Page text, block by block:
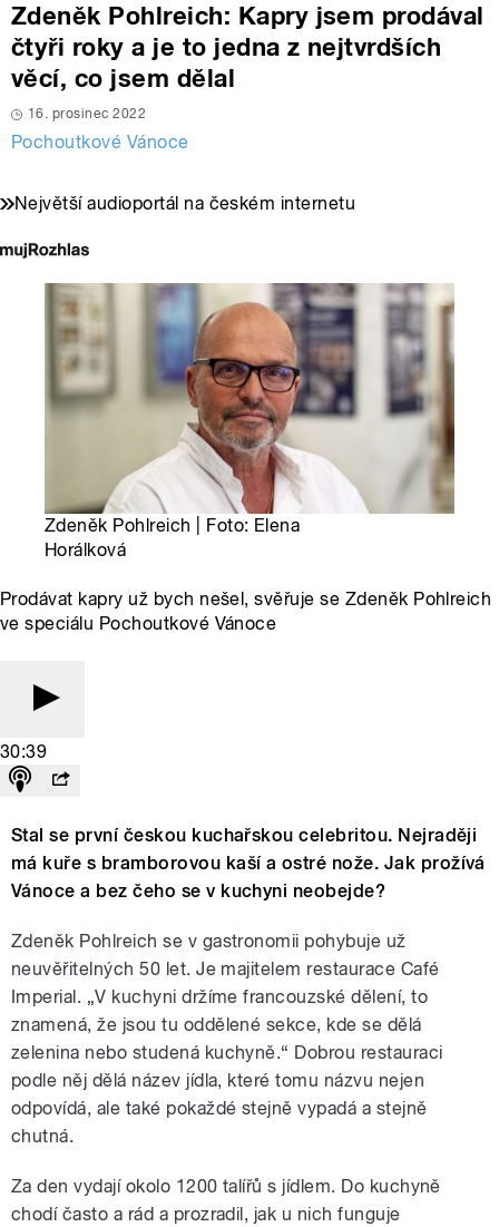
Zdeněk Pohlreich: Kapry jsem prodával
čtyři roky a je to jedna z nejtvrdších
věcí, co jsem dělal
16. prosinec 2022
Pochoutkové Vánoce
Největší audioportál na českém internetu
Zdeněk Pohlreich | Foto: Elena
Horálková
Prodávat kapry už bych nešel, svěřuje se Zdeněk Pohlreich
ve speciálu Pochoutkové Vánoce
30:39
Stal se první českou kuchařskou celebritou. Nejraději
má kuře s bramborovou kaší a ostré nože. Jak prožívá
Vánoce a bez čeho se v kuchyni neobejde?
Zdeněk Pohlreich se v gastronomii pohybuje už
neuvěřitelných 50 let. Je majitelem restaurace Café
Imperial. „V kuchyni držíme francouzské dělení, to
znamená, že jsou tu oddělené sekce, kde se dělá
zelenina nebo studená kuchyně.“ Dobrou restauraci
podle něj dělá název jídla, které tomu názvu nejen
odpovídá, ale také pokaždé stejně vypadá a stejně
chutná.
Za den vydají okolo 1200 talířů s jídlem. Do kuchyně
chodí často a rád a prozradil, jak u nich funguje